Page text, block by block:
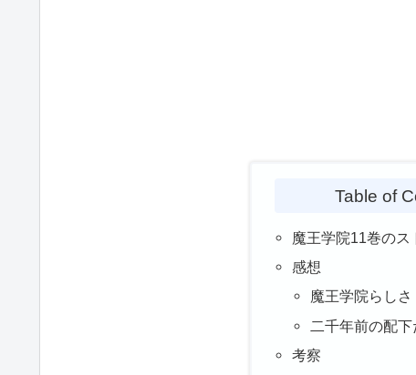
Table of
魔王学院11巻のス
感想
魔王学院らしさ
二千年前の配下
考察